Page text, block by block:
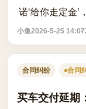
诺‘给你走定金’
味着预付款自动
于意
小鱼2026-5-25 14:07
合同纠纷 合同
买车交付延期